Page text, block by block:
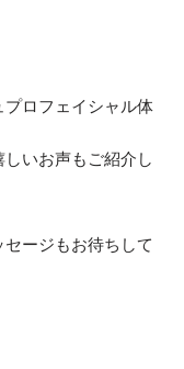
ロフェイシャル体
いお声もご紹介し
ージもお待ちして